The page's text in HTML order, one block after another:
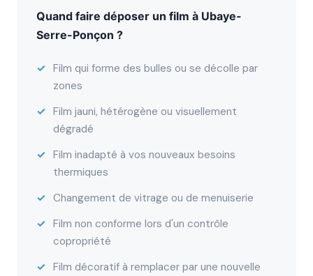
Quand faire déposer un film à Ubaye-
Serre-Ponçon ?
Film qui forme des bulles ou se décolle par
zones
Film jauni, hétérogène ou visuellement
dégradé
Film inadapté à vos nouveaux besoins
thermiques
Changement de vitrage ou de menuiserie
Film non conforme lors d'un contrôle
copropriété
Film décoratif à remplacer par une nouvelle